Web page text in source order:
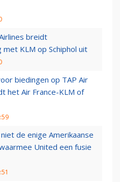
breidt
met KLM op Schiphol uit
biedingen op TAP Air
het Air France-KLM of
de enige Amerikaanse
United een fusie